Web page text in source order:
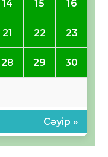
14 15 16
21 22 23
28 29 30
Сәуір »